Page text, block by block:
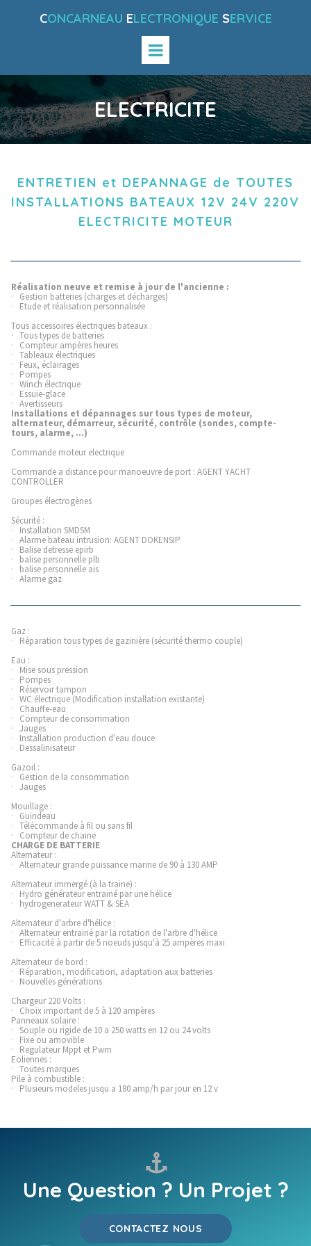
CONCARNEAU ELECTRONIQUE SERVICE
ELECTRICITE
ENTRETIEN et DEPANNAGE de TOUTES
INSTALLATIONS BATEAUX 12V 24V 220V
ELECTRICITE MOTEUR
Réalisation neuve et remise à jour de l'ancienne :
· Gestion batteries (charges et décharges)
· Etude et réalisation personnalisée
Tous accessoires électriques bateaux :
· Tous types de batteries
· Compteur ampères heures
· Tableaux électriques
· Feux, éclairages
· Pompes
· Winch électrique
· Essuie-glace
· Avertisseurs
Installations et dépannages sur tous types de moteur,
alternateur, démarreur, sécurité, contrôle (sondes, compte-
tours, alarme, ...)
Commande moteur electrique
Commande a distance pour manoeuvre de port : AGENT YACHT
CONTROLLER
Groupes électrogènes
Sécurité :
· Installation SMDSM
· Alarme bateau intrusion: AGENT DOKENSIP
· Balise detresse epirb
· balise personnelle plb
· balise personnelle ais
· Alarme gaz
Gaz :
· Réparation tous types de gazinière (sécurité thermo couple)
Eau :
· Mise sous pression
· Pompes
· Réservoir tampon
· WC électrique (Modification installation existante)
· Chauffe-eau
· Compteur de consommation
· Jauges
· Installation production d'eau douce
· Dessalinisateur
Gazoil :
· Gestion de la consommation
· Jauges
Mouillage :
· Guindeau
· Télécommande à fil ou sans fil
· Compteur de chaine
CHARGE DE BATTERIE
Alternateur :
· Alternateur grande puissance marine de 90 à 130 AMP
Alternateur immergé (à la traine) :
· Hydro générateur entrainé par une hélice
· hydrogenerateur WATT & SEA
Alternateur d'arbre d'hélice :
· Alternateur entrainé par la rotation de l'arbre d'hélice
· Efficacité à partir de 5 noeuds jusqu'à 25 ampères maxi
Alternateur de bord :
· Réparation, modification, adaptation aux batteries
· Nouvelles générations
Chargeur 220 Volts :
· Choix important de 5 à 120 ampères
Panneaux solaire :
· Souple ou rigide de 10 a 250 watts en 12 ou 24 volts
· Fixe ou amovible
· Regulateur Mppt et Pwm
Eoliennes :
· Toutes marques
Pile à combustible :
· Plusieurs modeles jusqu a 180 amp/h par jour en 12 v

Une Question ? Un Projet ?
CONTACTEZ NOUS